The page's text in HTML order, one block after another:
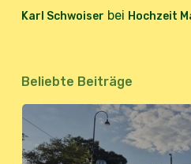
Karl Schwoiser bei Hochzeit
Beliebte Beiträge